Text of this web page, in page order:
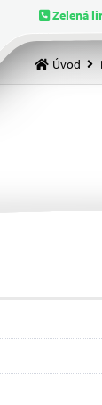
Zelená
Úvod